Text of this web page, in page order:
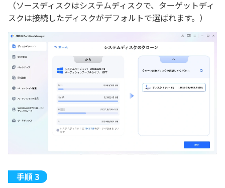
（ソースディスクはシステムディスクで、ターゲットディ
スクは接続したディスクがデフォルトで選ばれます。）